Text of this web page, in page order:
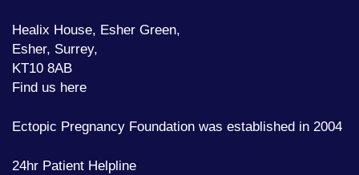
Healix House, Esher Green,
Esher, Surrey,
KT10 8AB
Find us here
Ectopic Pregnancy Foundation was established in 2004
24hr Patient Helpline